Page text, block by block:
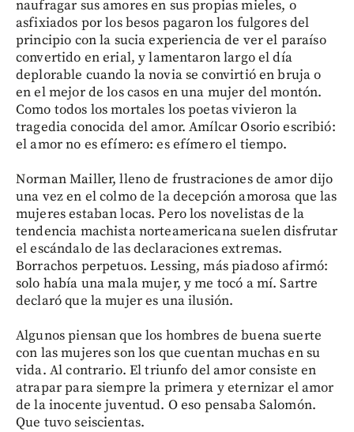
naufragar sus amores en sus propias mieles, o
asfixiados por los besos pagaron los fulgores del
principio con la sucia experiencia de ver el paraíso
convertido en erial, y lamentaron largo el día
deplorable cuando la novia se convirtió en bruja o
en el mejor de los casos en una mujer del montón.
Como todos los mortales los poetas vivieron la
tragedia conocida del amor. Amílcar Osorio escribió:
el amor no es efímero: es efímero el tiempo.
Norman Mailler, lleno de frustraciones de amor dijo
una vez en el colmo de la decepción amorosa que las
mujeres estaban locas. Pero los novelistas de la
tendencia machista norteamericana suelen disfrutar
el escándalo de las declaraciones extremas.
Borrachos perpetuos. Lessing, más piadoso afirmó:
solo había una mala mujer, y me tocó a mí. Sartre
declaró que la mujer es una ilusión.
Algunos piensan que los hombres de buena suerte
con las mujeres son los que cuentan muchas en su
vida. Al contrario. El triunfo del amor consiste en
atrapar para siempre la primera y eternizar el amor
de la inocente juventud. O eso pensaba Salomón.
Que tuvo seiscientas.